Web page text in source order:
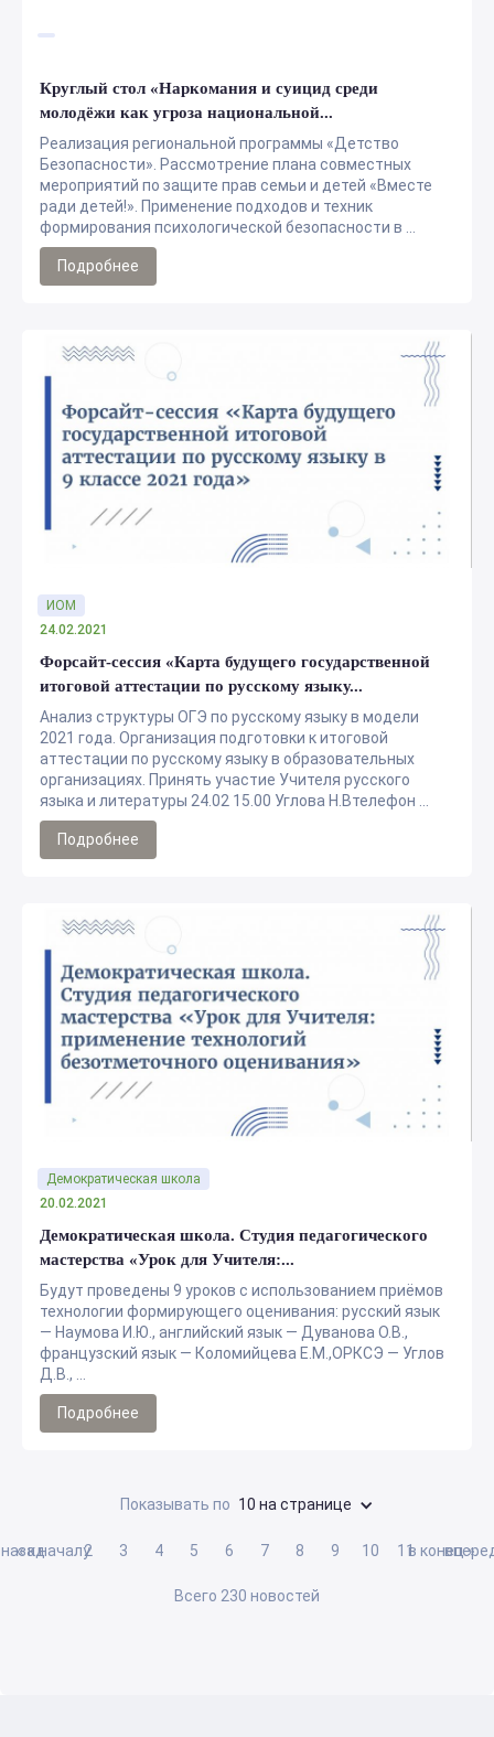
Круглый стол «Наркомания и суицид среди
молодёжи как угроза национальной...
Реализация региональной программы «Детство
Безопасности». Рассмотрение плана совместных
мероприятий по защите прав семьи и детей «Вместе
ради детей!». Применение подходов и техник
формирования психологической безопасности в ...
Подробнее
Форсайт-сессия «Карта будущего государственной
итоговой аттестации по русскому языку...
Анализ структуры ОГЭ по русскому языку в модели
2021 года. Организация подготовки к итоговой
аттестации по русскому языку в образовательных
организациях. Принять участие Учителя русского
языка и литературы 24.02 15.00 Углова Н.Втелефон ...
ИОМ
24.02.2021
Подробнее
Демократическая школа. Студия педагогического
мастерства «Урок для Учителя:...
Будут проведены 9 уроков с использованием приёмов
технологии формирующего оценивания: русский язык
— Наумова И.Ю., английский язык — Дуванова О.В.,
французский язык — Коломийцева Е.М.,ОРКСЭ — Углов
Д.В., ...
Демократическая школа
20.02.2021
Подробнее
Показывать по 10 на странице
назад
« к началу2 3 4 5 6 7 8 9 10 11в конец »
Всего 230 новостей